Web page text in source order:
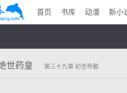
首页 书库 动漫 新小
世药皇 第三十九章 初至帝都